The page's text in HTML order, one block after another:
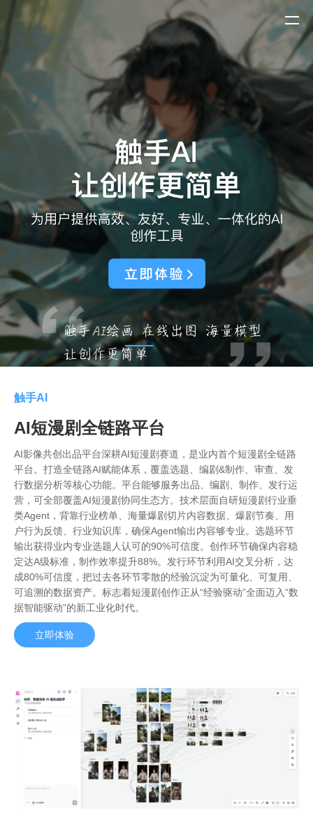
触手AI
AI短漫剧全链路平台
AI影像共创出品平台深耕AI短漫剧赛道，是业内首个短漫剧全链路
平台。打造全链路AI赋能体系，覆盖选题、编剧&制作、审查、发
行数据分析等核心功能。平台能够服务出品、编剧、制作、发行运
营，可全部覆盖AI短漫剧协同生态方。技术层面自研短漫剧行业垂
类Agent，背靠行业榜单、海量爆剧切片内容数据、爆剧节奏、用
户行为反馈、行业知识库，确保Agent输出内容够专业。选题环节
输出获得业内专业选题人认可的90%可信度。创作环节确保内容稳
定达A级标准，制作效率提升88%。发行环节利用AI交叉分析，达
成80%可信度，把过去各环节零散的经验沉淀为可量化、可复用、
可追溯的数据资产。标志着短漫剧创作正从“经验驱动”全面迈入“数
据智能驱动”的新工业化时代。
立即体验